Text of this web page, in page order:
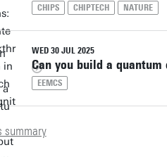
CHIPS CHIPTECH NATURE
WED 30 JUL 2025
Can you build a
EEMCS
summary